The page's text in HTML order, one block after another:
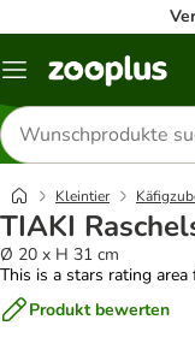
Menü
Produkte
suchen
Kleintier
TIAKI
Ø 20 x H 31 cm
This is a stars rating
Produkt bewerten